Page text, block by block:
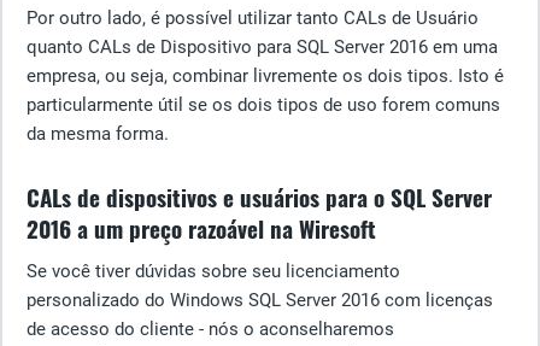
Por outro lado, é possível utilizar tanto CALs de Usuário
quanto CALs de Dispositivo para SQL Server 2016 em uma
empresa, ou seja, combinar livremente os dois tipos. Isto é
particularmente útil se os dois tipos de uso forem comuns
da mesma forma.
CALs de dispositivos e usuários para o SQL Server
2016 a um preço razoável na Wiresoft
Se você tiver dúvidas sobre seu licenciamento
personalizado do Windows SQL Server 2016 com licenças
de acesso do cliente - nós o aconselharemos